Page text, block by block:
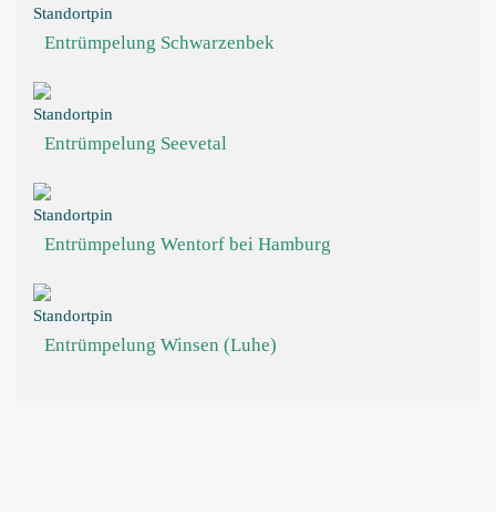
Entrümpelung Schwarzenbek
Entrümpelung Seevetal
Entrümpelung Wentorf bei Hamburg
Entrümpelung Winsen (Luhe)